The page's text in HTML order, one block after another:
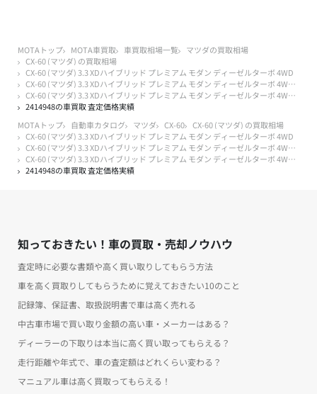
MOTAトップ MOTA車買取 車買取相場一覧
マツダの買取相場
CX-60 (マツダ) の買取相場
CX-60 (マツダ) 3.3 XDハイブリッド プレミアム モダン ディーゼルターボ 4WD
CX-60 (マツダ) 3.3 XDハイブリッド プレミアム モダン ディーゼルターボ 4WD 3年落ち 2023年式
CX-60 (マツダ) 3.3 XDハイブリッド プレミアム モダン ディーゼルターボ 4WD 3年落ち 2023年式 4万キロ以下
2414948の車買取 査定価格実績
MOTAトップ
自動車カタログ マツダ CX-60
CX-60 (マツダ) の買取相場
CX-60 (マツダ) 3.3 XDハイブリッド プレミアム モダン ディーゼルターボ 4WD
CX-60 (マツダ) 3.3 XDハイブリッド プレミアム モダン ディーゼルターボ 4WD 3年落ち 2023年式
CX-60 (マツダ) 3.3 XDハイブリッド プレミアム モダン ディーゼルターボ 4WD 3年落ち 2023年式 4万キロ以下
2414948の車買取 査定価格実績
知っておきたい！車の買取・売却ノウハウ
査定時に必要な書類や高く買い取りしてもらう方法
車を高く買取りしてもらうために覚えておきたい10のこと
記録簿、保証書、取扱説明書で車は高く売れる
中古車市場で買い取り金額の高い車・メーカーはある？
ディーラーの下取りは本当に高く買い取ってもらえる？
走行距離や年式で、車の査定額はどれくらい変わる？
マニュアル車は高く買取ってもらえる！